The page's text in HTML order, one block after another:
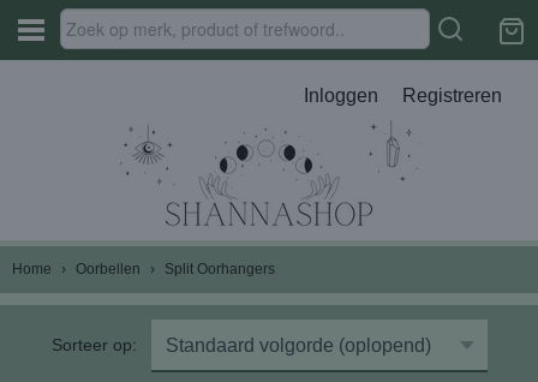
Inloggen Registreren
Home › Oorbellen › Split Oorhangers
Sorteer op: